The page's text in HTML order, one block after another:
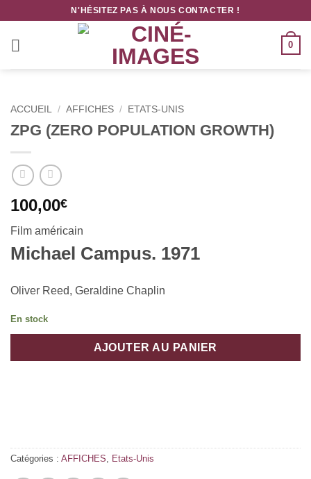
contenu
N'HÉSITEZ PAS À NOUS CONTACTER !
0
ACCUEIL / AFFICHES / ETATS-UNIS
ZPG (ZERO POPULATION GROWTH)
100,00€
Film américain
Michael Campus. 1971
Oliver Reed, Geraldine Chaplin
En stock
AJOUTER AU PANIER
Catégories : AFFICHES Etats-Unis